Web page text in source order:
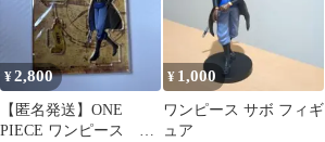
¥2,800
【匿名発送】ONE
PIECE ワンピース サ
¥ 1,000
ワンピース サボ フィギ
ュア